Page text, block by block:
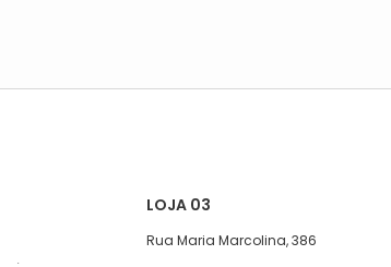
LOJA 03
Rua Maria Marcolina, 386